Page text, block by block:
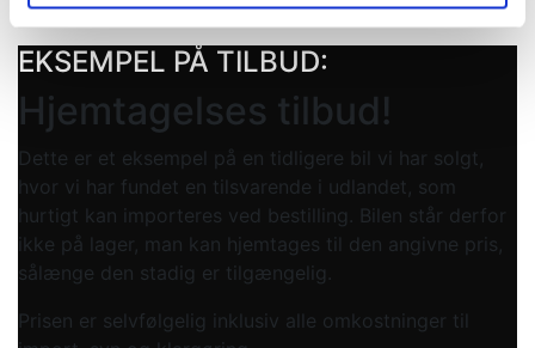
- Mulighed for garanti
EKSEMPEL PÅ TILBUD:
Hjemtagelses tilbud!
Dette er et eksempel på en tidligere bil vi har solgt,
hvor vi har fundet en tilsvarende i udlandet, som
hurtigt kan importeres ved bestilling. Bilen står derfor
ikke på lager, man kan hjemtages til den angivne pris,
sålænge den stadig er tilgængelig.
Prisen er selvfølgelig inklusiv alle omkostninger til